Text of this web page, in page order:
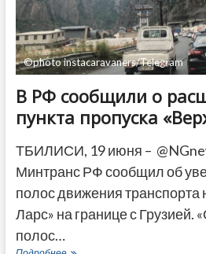
©photo instacaravaners/Telegram
В РФ сообщили о
пункта пропуска
ТБИЛИСИ, 19 июня –
Минтранс РФ сообщил об
полос движения
Ларс» на границе с Грузией.
полос…